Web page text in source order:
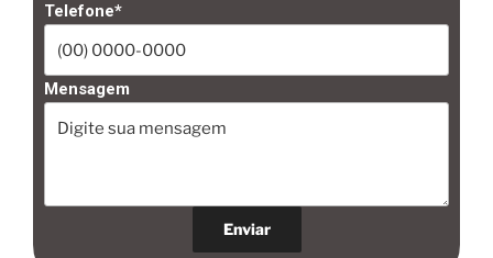
Telefone*
Mensagem